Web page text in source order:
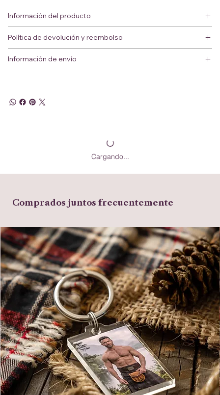
Información del producto
Política de devolución y reembolso
Información de envío
Cargando...
Comprados juntos frecuentemente